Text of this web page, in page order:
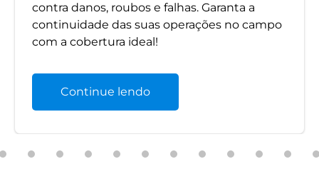
contra danos, roubos e falhas. Garanta a
continuidade das suas operações no campo
com a cobertura ideal!
Continue lendo